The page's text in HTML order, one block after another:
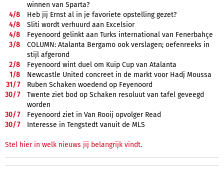
winnen van Sparta?
4/8
Heb jij Ernst al in je favoriete opstelling gezet?
4/8
Sliti wordt verhuurd aan Excelsior
4/8
Feyenoord gelinkt aan Turks international van Fenerbahçe
3/8
COLUMN: Atalanta Bergamo ook verslagen; oefenreeks in
stijl afgerond
2/8
Feyenoord wint duel om Kuip Cup van Atalanta
1/8
Newcastle United concreet in de markt voor Hadj Moussa
31/7
Ruben Schaken woedend op Feyenoord
30/7
Twente ziet bod op Schaken resoluut van tafel geveegd
worden
30/7
Feyenoord ziet in Van Rooij opvolger Read
30/7 Interesse in Tengstedt vanuit de MLS
Stel hier in welk nieuws jij belangrijk vindt.